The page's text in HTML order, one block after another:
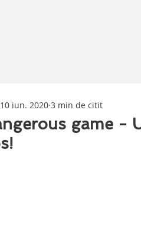
game -
10 iun. 2020 3 min de citit